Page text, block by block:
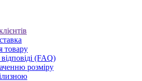
товару
(FAQ)
розміру